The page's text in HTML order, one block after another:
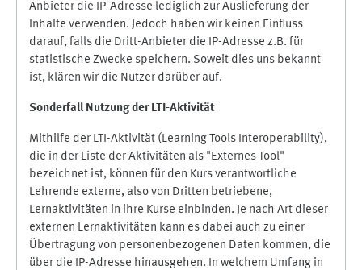
Anbieter die IP-Adresse lediglich zur Auslieferung der
Inhalte verwenden. Jedoch haben wir keinen Einfluss
darauf, falls die Dritt-Anbieter die IP-Adresse z.B. für
statistische Zwecke speichern. Soweit dies uns bekannt
ist, klären wir die Nutzer darüber auf.
Sonderfall Nutzung der LTI-Aktivität
Mithilfe der LTI-Aktivität (Learning Tools Interoperability),
die in der Liste der Aktivitäten als "Externes Tool"
bezeichnet ist, können für den Kurs verantwortliche
Lehrende externe, also von Dritten betriebene,
Lernaktivitäten in ihre Kurse einbinden. Je nach Art dieser
externen Lernaktivitäten kann es dabei auch zu einer
Übertragung von personenbezogenen Daten kommen, die
über die IP-Adresse hinausgehen. In welchem Umfang in